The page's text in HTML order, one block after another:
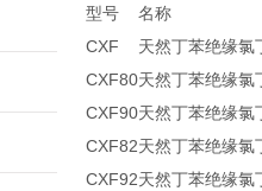
型号
名称
CXF
天然丁苯绝缘氯
CXF80天然丁苯绝缘氯
CXF90天然丁苯绝缘氯
CXF82天然丁苯绝缘氯
CXF92天然丁苯绝缘氯